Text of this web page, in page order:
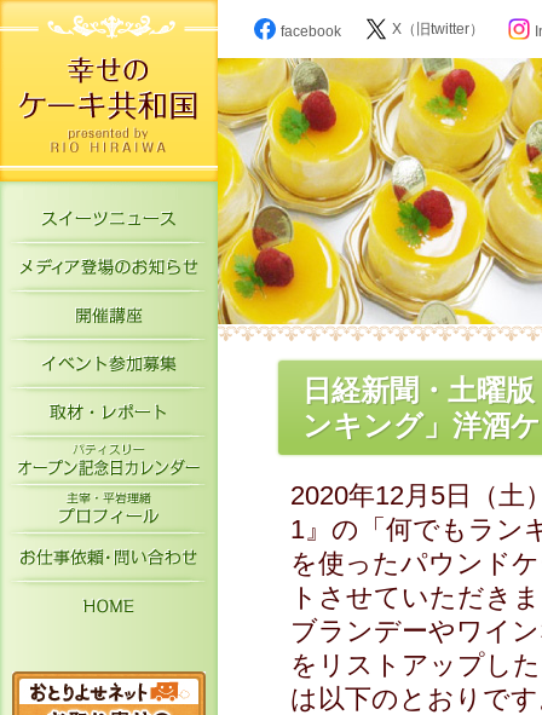
スイーツニュース
メディア登場のお知らせ
開催講座
イベント参加募集
取材・レポート
パティスリーオープン記念日カレン
主宰・平岩理緒プロフィール
お仕事依頼・お問い合わせ
facebook X（旧twitter）
日経新聞・土曜
ンキング」洋酒
2020年12月5日（土
1』の「何でもラン
を使ったパウンド
トさせていただき
ブランデーやワイ
をリストアップし
は以下のとおりで